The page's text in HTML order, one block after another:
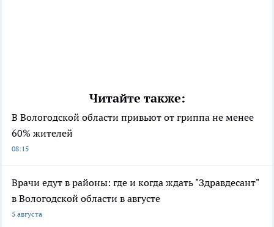
Читайте также:
В Вологодской области привьют от гриппа не менее
60% жителей
08:15
Врачи едут в районы: где и когда ждать "Здравдесант"
в Вологодской области в августе
5 августа